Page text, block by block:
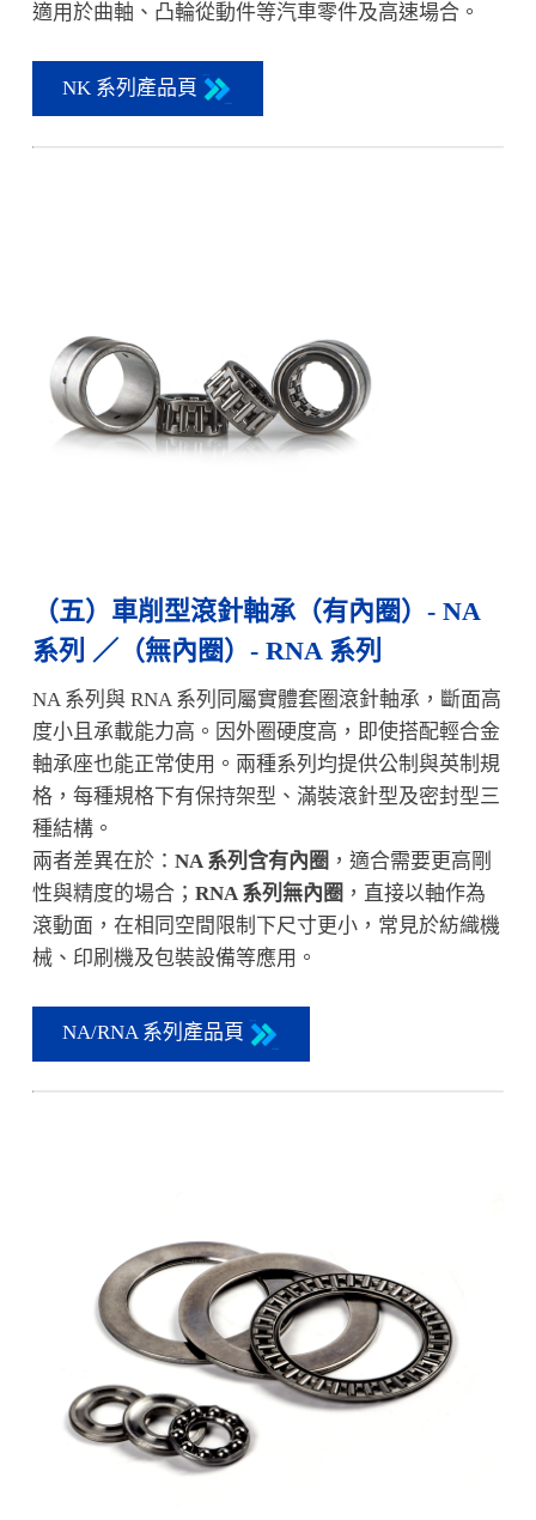
適用於曲軸、凸輪從動件等汽車零件及高速場合。
NK 系列產品頁
（五）車削型滾針軸承（有內圈）- NA
系列 ／（無內圈）- RNA 系列
NA 系列與 RNA 系列同屬實體套圈滾針軸承，斷面高
度小且承載能力高。因外圈硬度高，即使搭配輕合金
軸承座也能正常使用。兩種系列均提供公制與英制規
格，每種規格下有保持架型、滿裝滾針型及密封型三
種結構。
兩者差異在於： NA 系列含有內圈 ，適合需要更高剛
性與精度的場合； RNA 系列無內圈 ，直接以軸作為
滾動面，在相同空間限制下尺寸更小，常見於紡織機
械、印刷機及包裝設備等應用。
NA/RNA 系列產品頁